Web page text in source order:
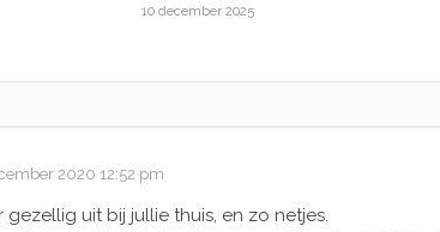
10 december 2025
2020 12:52 pm
gezellig uit bij jullie thuis, en zo netjes.